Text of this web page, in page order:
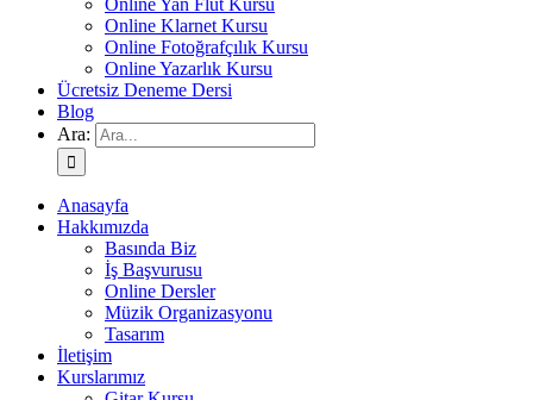
Online Yan Flüt Kursu
Online Klarnet Kursu
Online Fotoğrafçılık Kursu
Online Yazarlık Kursu
Ücretsiz Deneme Dersi
Blog
Ara:
Anasayfa
Hakkımızda
Basında Biz
İş Başvurusu
Online Dersler
Müzik Organizasyonu
Tasarım
İletişim
Kurslarımız